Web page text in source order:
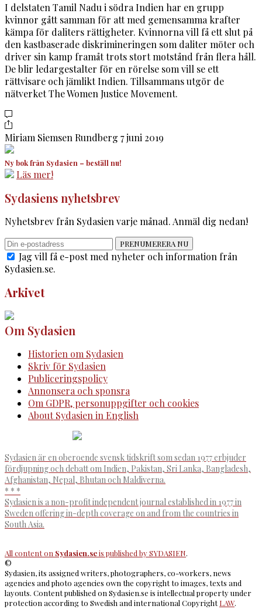
I delstaten Tamil Nadu i södra Indien har en grupp
kvinnor gått samman för att med gemensamma krafter
kämpa för daliters rättigheter. Kvinnorna vill få ett slut på
den kastbaserade diskrimineringen som daliter möter och
driver sin kamp framåt trots stort motstånd från flera håll.
De blir ledargestalter för en rörelse som vill se ett
rättvisare och jämlikt Indien. Tillsammans utgör de
nätverket The Women Justice Movement.
Miriam Siemsen Rundberg 7 juni 2019
Ny bok från Sydasien – beställ nu!
Läs mer!
Sydasiens nyhetsbrev
Nyhetsbrev från Sydasien varje månad. Anmäl dig nedan!
PRENUMERERA NU
Jag vill få e-post med nyheter och information från
Sydasien.se.
Arkivet
Om Sydasien
Historien om Sydasien
Skriv för Sydasien
Publiceringspolicy
Annonsera och sponsra
Om GDPR, personuppgifter och cookies
About Sydasien in English
Sydasien är en oberoende svensk tidskrift som sedan 1977 erbjuder
fördjupning och debatt om Indien, Pakistan, Sri Lanka, Bangladesh,
Afghanistan, Nepal, Bhutan och Maldiverna.
* * *
Sydasien is a non-profit independent journal established in 1977 in
Sweden offering in-depth coverage on and from the countries in
South Asia.
All content on Sydasien.seis published bySYDASIEN.
©
Sydasien, its assigned writers, photographers, co-workers, news
agencies and photo agencies own the copyright to images, texts and
layouts. Content published on Sydasien.se is intellectual property under
protection according to Swedish and international CopyrightLAW.